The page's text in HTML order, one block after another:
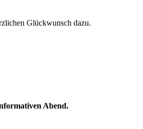
Glückwunsch dazu.
Abend.